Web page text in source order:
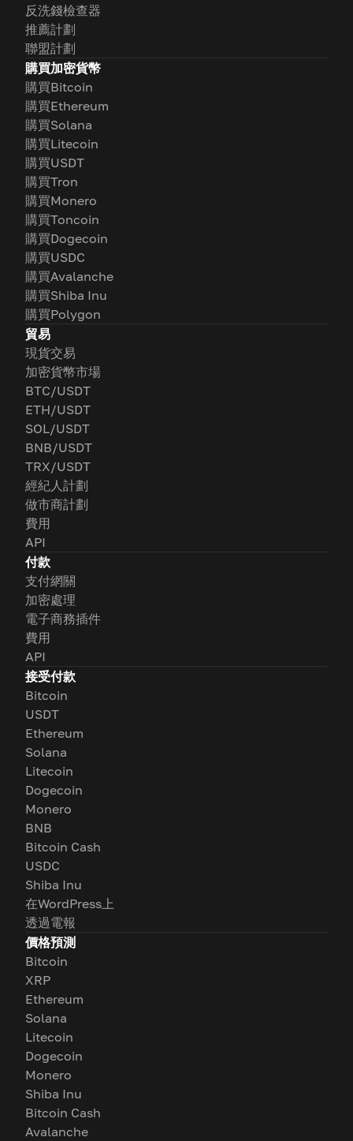
反洗錢檢查器
推薦計劃
聯盟計劃
購買加密貨幣
購買Bitcoin
購買Ethereum
購買Solana
購買Litecoin
購買USDT
購買Tron
購買Monero
購買Toncoin
購買Dogecoin
購買USDC
購買Avalanche
購買Shiba Inu
購買Polygon
貿易
現貨交易
加密貨幣市場
BTC/USDT
ETH/USDT
SOL/USDT
BNB/USDT
TRX/USDT
經紀人計劃
做市商計劃
費用
API
付款
支付網關
加密處理
電子商務插件
費用
API
接受付款
Bitcoin
USDT
Ethereum
Solana
Litecoin
Dogecoin
Monero
BNB
Bitcoin Cash
USDC
Shiba Inu
在WordPress上
透過電報
價格預測
Bitcoin
XRP
Ethereum
Solana
Litecoin
Dogecoin
Monero
Shiba Inu
Bitcoin Cash
Avalanche